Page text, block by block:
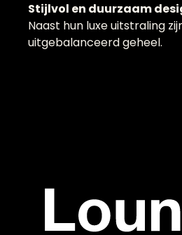
Stijlvol en duurzaam
Naast hun luxe uitstraling
uitgebalanceerd geheel.